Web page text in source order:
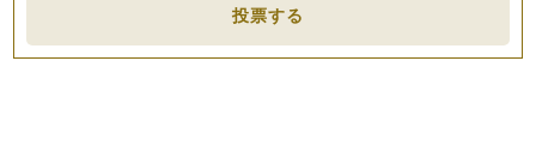
美味しいお茶を出せるママになる方法
飛行機の中で飲む飲み物が、おいしいと感じた経験はありませ
投票する